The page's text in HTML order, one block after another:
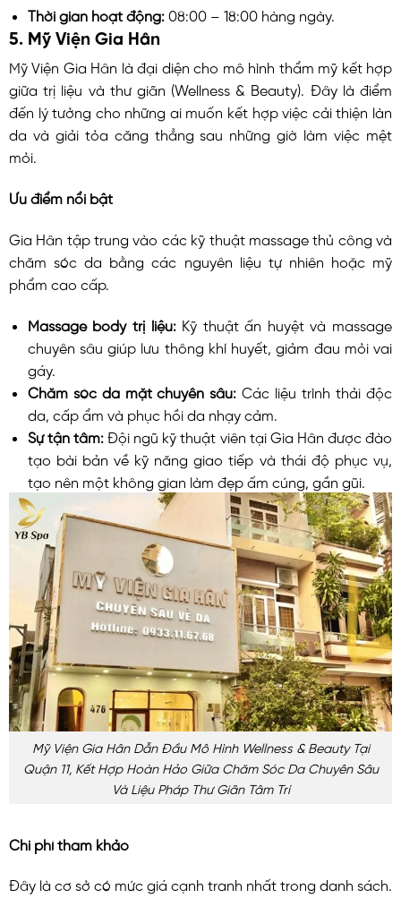
Thời gian hoạt động: 08:00 – 18:00 hàng ngày.
5. Mỹ Viện Gia Hân
Mỹ Viện Gia Hân là đại diện cho mô hình thẩm mỹ kết hợp
giữa trị liệu và thư giãn (Wellness & Beauty). Đây là điểm
đến lý tưởng cho những ai muốn kết hợp việc cải thiện làn
da và giải tỏa căng thẳng sau những giờ làm việc mệt
mỏi.
Ưu điểm nổi bật
Gia Hân tập trung vào các kỹ thuật massage thủ công và
chăm sóc da bằng các nguyên liệu tự nhiên hoặc mỹ
phẩm cao cấp.
Massage body trị liệu: Kỹ thuật ấn huyệt và massage
chuyên sâu giúp lưu thông khí huyết, giảm đau mỏi vai
gáy.
Chăm sóc da mặt chuyên sâu:Các liệu trình thải độc
da, cấp ẩm và phục hồi da nhạy cảm.
Sự tận tâm:Đội ngũ kỹ thuật viên tại Gia Hân được đào
tạo bài bản về kỹ năng giao tiếp và thái độ phục vụ,
tạo nên một không gian làm đẹp ấm cúng, gần gũi.
Mỹ Viện Gia Hân Dẫn Đầu Mô Hình Wellness & Beauty Tại
Quận 11, Kết Hợp Hoàn Hảo Giữa Chăm Sóc Da Chuyên Sâu
Và Liệu Pháp Thư Giãn Tâm Trí
Chi phí tham khảo
Đây là cơ sở có mức giá cạnh tranh nhất trong danh sách.